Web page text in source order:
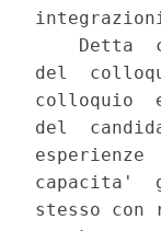
Detta
del
colloquio
del
capacita'
stesso